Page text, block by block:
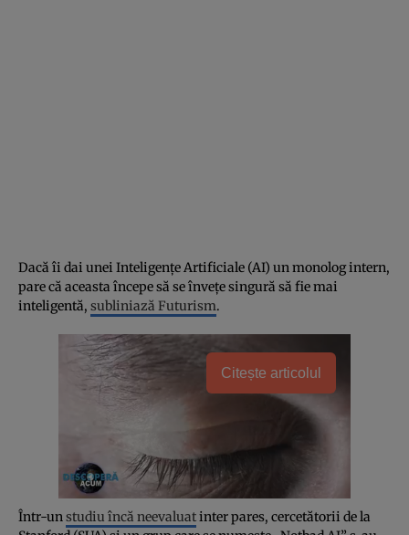
Dacă îi dai unei Inteligențe Artificiale (AI) un monolog intern,
pare că aceasta începe să se învețe singură să fie mai
inteligentă, subliniază Futurism.
Citește articolul
Într-unstudiu încă neevaluatinter pares, cercetătorii de la